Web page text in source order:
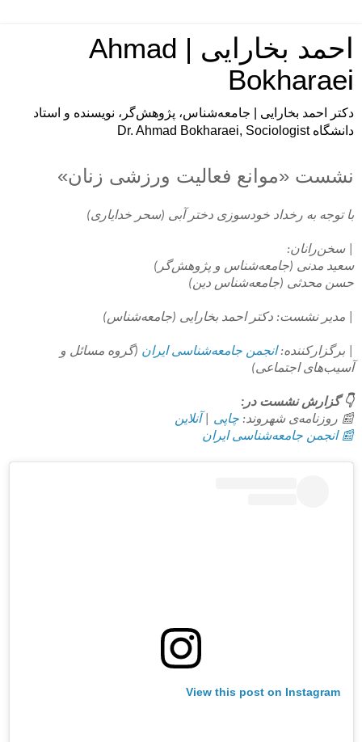
احمد بخارایی | Ahmad
Bokharaei
دکتر احمد بخارایی | جامعه‌شناس، پژوهش‌گر، نویسنده و استاد
دانشگاه Dr. Ahmad Bokharaei, Sociologist
نشست «موانع فعالیت ورزشی زنان»
با توجه به رخداد خودسوزی دختر آبی (سحر خدایاری)
| سخن‌رانان:
سعید مدنی (جامعه‌شناس و پژوهش‌گر)
حسن محدثی (جامعه‌شناس دین)
| مدیر نشست: دکتر احمد بخارایی (جامعه‌شناس)
| برگزارکننده:انجمن جامعه‌شناسی ایران (گروه مسائل و
آسيب‌های اجتماعی)
👇 گزارش نشست در:
📰 روزنامه‌ی شهروند: چاپی |آنلاین
📰 انجمن جامعه‌شناسی ایران
View this post on Instagram